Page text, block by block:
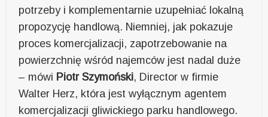
potrzeby i komplementarnie uzupełniać lokalną
propozycję handlową. Niemniej, jak pokazuje
proces komercjalizacji, zapotrzebowanie na
powierzchnię wśród najemców jest nadal duże
– mówi Piotr Szymoński, Director w firmie
Walter Herz, która jest wyłącznym agentem
komercjalizacji gliwickiego parku handlowego.